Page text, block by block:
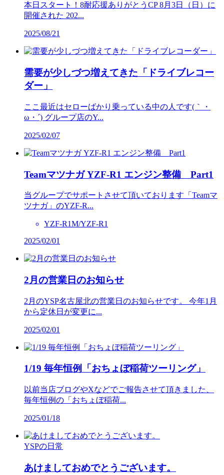
本日スタート！8耐応援ありがとうCP 8月3日（日）に
開催された 202...
2025/08/21
需要が少しづつ増えてきた「ドライブレコー
ダー」
ここ最近はセローばかり乗っている中の人です(｀・
ω・´) グループ店のY...
2025/02/07
Teamマツナガ YZF-R1 エンジン整備 Part1
当グループでサポートさせて頂いております「Teamマ
ツナガ」のYZF-R...
YZF-R1M/YZF-R1
2025/02/01
2月の営業日のお知らせ
2月のYSP名古屋北の営業日のお知らせです。 今年1月
から定休日が変更に...
2025/02/01
1/19 毎年恒例「おちょぼ稲荷ツーリング」
以前当店ブログやXなどでご報告させて頂きました、
毎年恒例の「おちょぼ稲荷...
2025/01/18
YSPの日常
あけましておめでとうございます。